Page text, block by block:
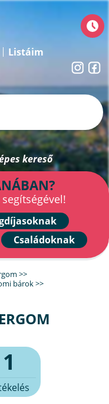
Listáim
kereső
Családoknak
>>
bárok>>
1